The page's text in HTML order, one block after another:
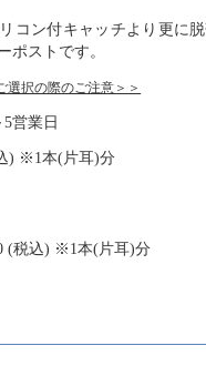
コン付キャッチより更に脱
ポストです。
選択の際のご注意＞＞
営業日
) ※1本(片耳)分
(税込) ※1本(片耳)分